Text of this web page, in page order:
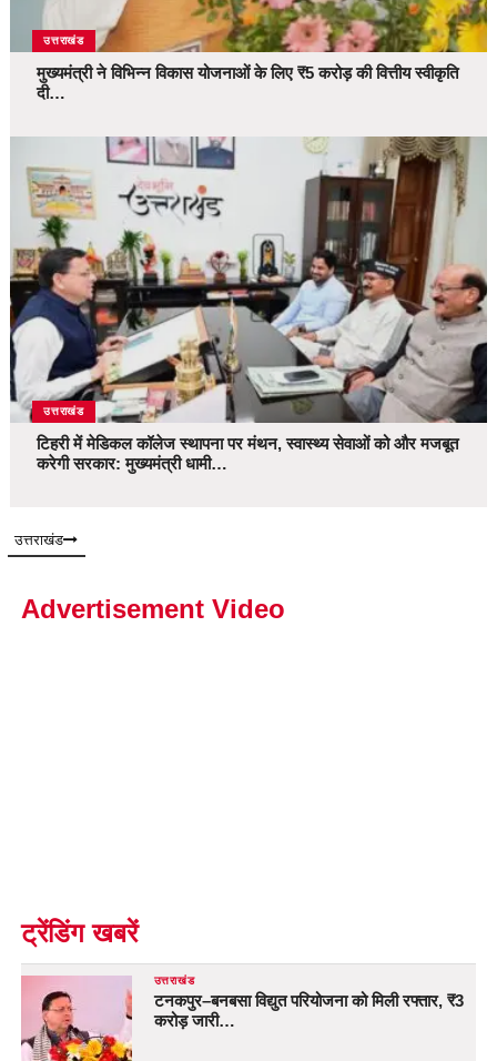
उत्तराखंड
मुख्यमंत्री ने विभिन्न विकास योजनाओं के लिए ₹5 करोड़ की वित्तीय स्वीकृति
दी…
उत्तराखंड
टिहरी में मेडिकल कॉलेज स्थापना पर मंथन, स्वास्थ्य सेवाओं को और मजबूत
करेगी सरकार: मुख्यमंत्री धामी…
उत्तराखंड
Advertisement Video
ट्रेंडिंग खबरें
उत्तराखंड
टनकपुर–बनबसा विद्युत परियोजना को मिली रफ्तार, ₹3
करोड़ जारी…